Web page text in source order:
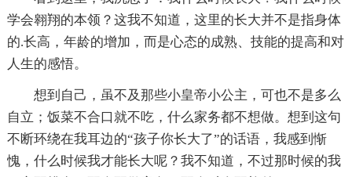
学会翱翔的本领？这我不知道，这里的长大并不是指身体
的.长高，年龄的增加，而是心态的成熟、技能的提高和对
人生的感悟。
想到自己，虽不及那些小皇帝小公主，可也不是多么
自立；饭菜不合口就不吃，什么家务都不想做。想到这句
不断环绕在我耳边的“孩子你长大了”的话语，我感到惭
愧，什么时候我才能长大呢？我不知道，不过那时候的我